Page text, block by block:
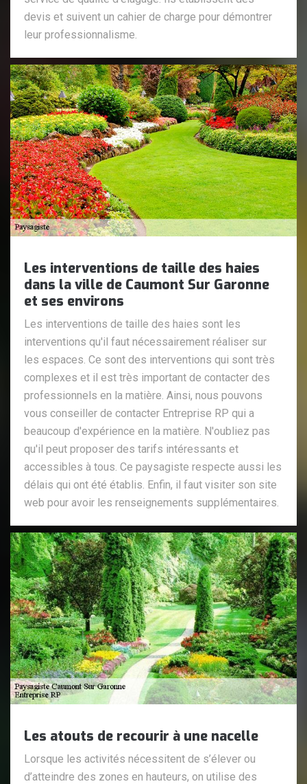
devis et suivent un cahier de charge pour démontrer
leur professionnalisme.
Les interventions de taille des haies
dans la ville de Caumont Sur Garonne
et ses environs
Les interventions de taille des haies sont les
interventions qu'il faut nécessairement réaliser sur
les espaces. Ce sont des interventions qui sont très
complexes et il est très important de contacter des
professionnels en la matière. Ainsi, nous pouvons
vous conseiller de contacter Entreprise RP qui a
beaucoup d'expérience en la matière. N'oubliez pas
qu'il peut proposer des tarifs intéressants et
accessibles à tous. Ce paysagiste respecte aussi les
délais qui ont été établis. Enfin, il faut visiter son site
web pour avoir les renseignements supplémentaires.
Les atouts de recourir à une nacelle
Lorsque les activités nécessitent de s’élever ou
d’atteindre des zones en hauteurs, on utilise des